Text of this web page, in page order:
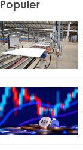
Populer